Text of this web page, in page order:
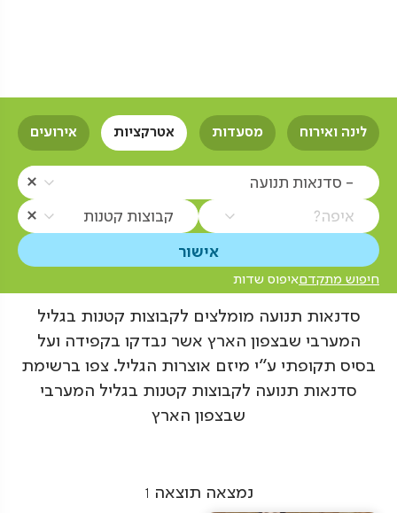
לינה ואירוח מסעדות אטרקציות אירועים
- סדנאות תנועה
איפה? קבוצות קטנות
חיפוש מתקדםאיפוס שדות
סדנאות תנועה מומלצים לקבוצות קטנות בגליל
המערבי שבצפון הארץ אשר נבדקו בקפידה ועל
בסיס תקופתי ע"י מיזם אוצרות הגליל. צפו ברשימת
סדנאות תנועה לקבוצות קטנות בגליל המערבי
שבצפון הארץ
נמצאה תוצאה 1